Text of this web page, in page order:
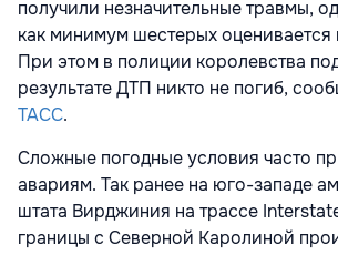
получили незначительные травмы,
как минимум шестерых оценивается
При этом в полиции королевства
результате ДТП никто не погиб,
ТАСС.
Сложные погодные условия часто
авариям. Так ранее на юго-западе
штата Вирджиния на трассе
границы с Северной Каролиной